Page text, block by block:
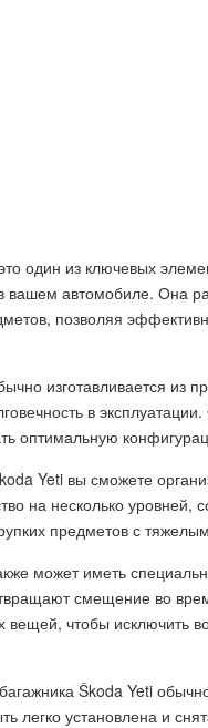
один из ключевых
вашем автомобиле. Она
позволяя
изготавливается из
в
оптимальную
Yeti вы сможете
на несколько уровней,
предметов с
может иметь
смещение во
вещей, чтобы исключить
Škoda Yeti
легко установлена и